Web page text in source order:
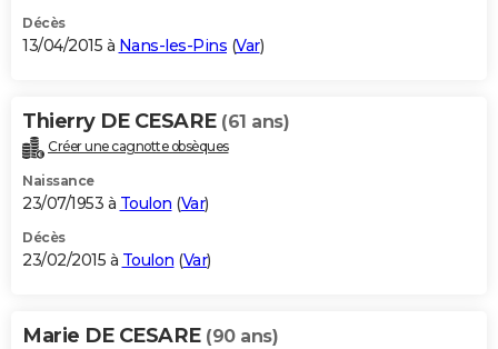
Décès
13/04/2015 à Nans-les-Pins (Var)
Thierry DE CESARE (61 ans)
Créer une cagnotte obsèques
Naissance
23/07/1953 à Toulon (Var)
Décès
23/02/2015 à Toulon (Var)
Marie DE CESARE (90 ans)